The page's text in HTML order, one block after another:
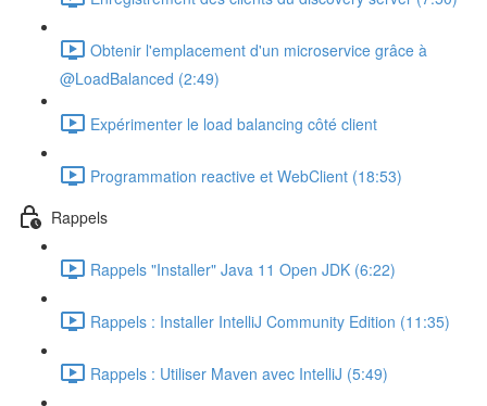
Obtenir l'emplacement d'un microservice grâce à
@LoadBalanced (2:49)
Expérimenter le load balancing côté client
Programmation reactive et WebClient (18:53)
Rappels
Rappels "Installer" Java 11 Open JDK (6:22)
Rappels : Installer IntelliJ Community Edition (11:35)
Rappels : Utiliser Maven avec IntelliJ (5:49)